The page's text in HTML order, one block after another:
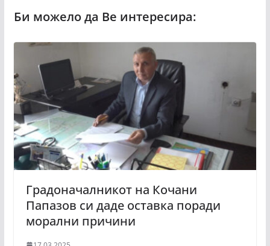
Градоначалникот на Кочани
Папазов си даде оставка поради
морални причини